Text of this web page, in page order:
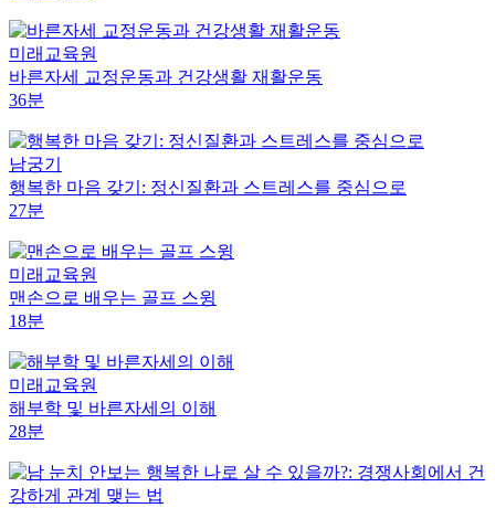
미래교육원
바른자세 교정운동과 건강생활 재활운동
36분
남궁기
행복한 마음 갖기: 정신질환과 스트레스를 중심으로
27분
미래교육원
맨손으로 배우는 골프 스윙
18분
미래교육원
해부학 및 바른자세의 이해
28분